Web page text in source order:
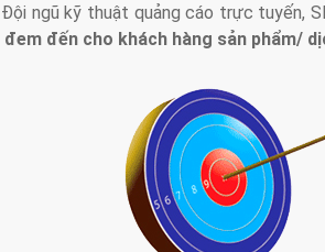
ngũ kỹ thuật quảng cáo trực tuyến,
đem đến cho khách hàng sản phẩm/